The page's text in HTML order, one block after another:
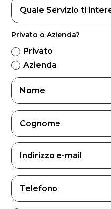
Privato o Azienda?
Privato
Azienda